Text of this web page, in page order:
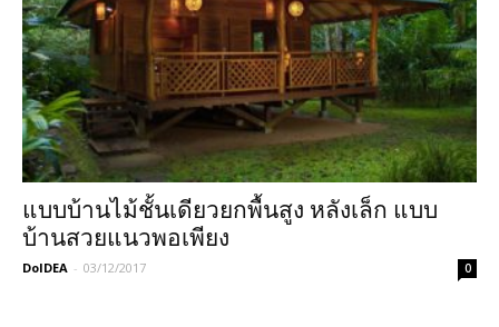
แบบบ้านไม้ชั้นเดียวยกพื้นสูง หลังเล็ก แบบ
บ้านสวยแนวพอเพียง
DoIDEA - 03/12/2017 0